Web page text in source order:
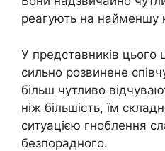
реагують на найменшу
У представників цього
сильно розвинене
більш чутливо
ніж більшість, їм
ситуацією гноблення
безпорадного.